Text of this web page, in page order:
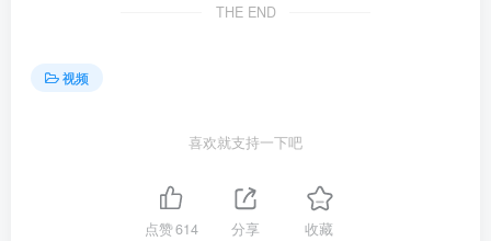
THE END
视频
喜欢就支持一下吧
点赞614 分享 收藏